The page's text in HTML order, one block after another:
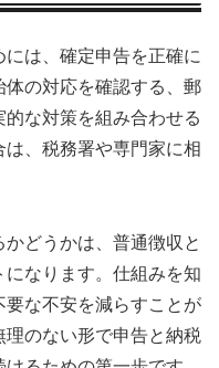
は、確定申告を正確に
の対応を確認する、郵
な対策を組み合わせる
、税務署や専門家に相
どうかは、普通徴収と
なります。仕組みを知
要な不安を減らすことが
のない形で申告と納税